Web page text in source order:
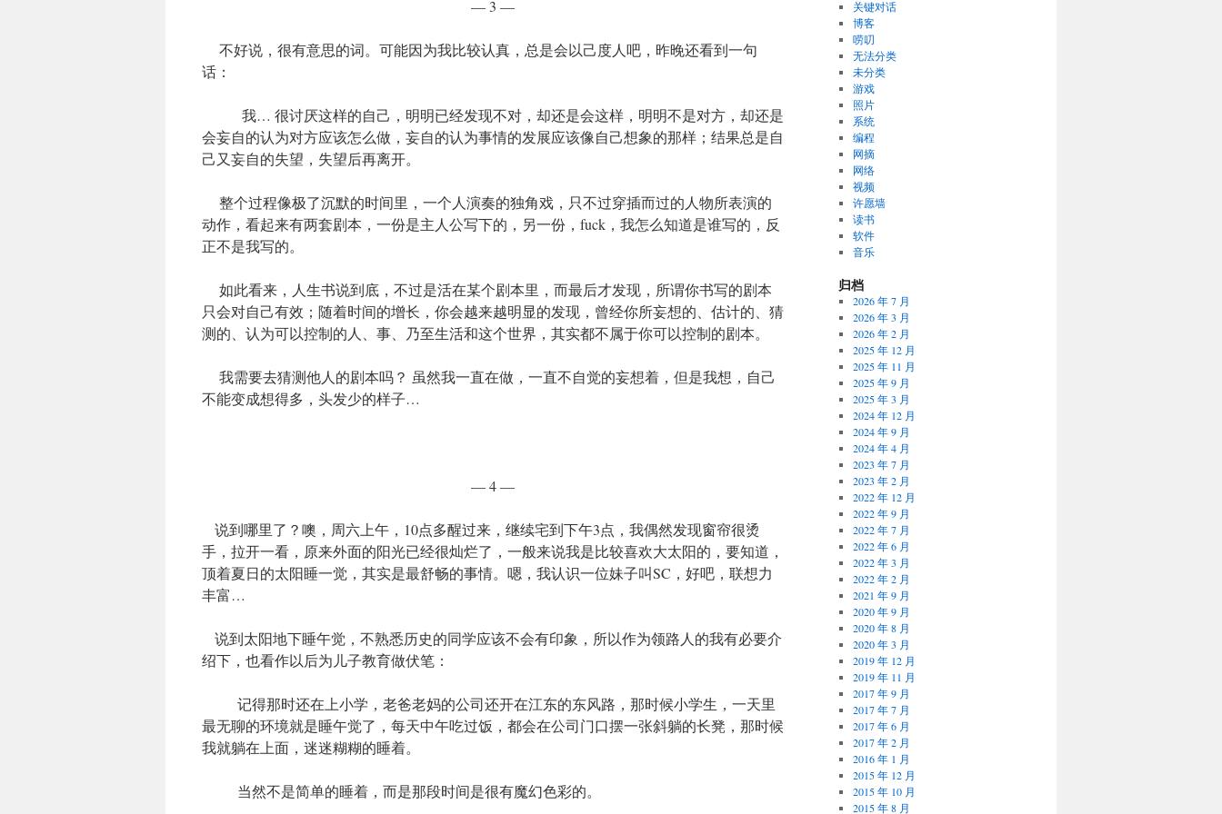
— 3 —
不好说，很有意思的词。可能因为我比较认真，总是会以己度人吧，昨晚还看到一句
话：
我… 很讨厌这样的自己，明明已经发现不对，却还是会这样，明明不是对方，却还是
会妄自的认为对方应该怎么做，妄自的认为事情的发展应该像自己想象的那样；结果总是自
己又妄自的失望，失望后再离开。
整个过程像极了沉默的时间里，一个人演奏的独角戏，只不过穿插而过的人物所表演的
动作，看起来有两套剧本，一份是主人公写下的，另一份，fuck，我怎么知道是谁写的，反
正不是我写的。
如此看来，人生书说到底，不过是活在某个剧本里，而最后才发现，所谓你书写的剧本
只会对自己有效；随着时间的增长，你会越来越明显的发现，曾经你所妄想的、估计的、猜
测的、认为可以控制的人、事、乃至生活和这个世界，其实都不属于你可以控制的剧本。
我需要去猜测他人的剧本吗？ 虽然我一直在做，一直不自觉的妄想着，但是我想，自己
不能变成想得多，头发少的样子…
— 4 —
说到哪里了？噢，周六上午，10点多醒过来，继续宅到下午3点，我偶然发现窗帘很烫
手，拉开一看，原来外面的阳光已经很灿烂了，一般来说我是比较喜欢大太阳的，要知道，
顶着夏日的太阳睡一觉，其实是最舒畅的事情。嗯，我认识一位妹子叫SC，好吧，联想力
丰富…
说到太阳地下睡午觉，不熟悉历史的同学应该不会有印象，所以作为领路人的我有必要介
绍下，也看作以后为儿子教育做伏笔：
记得那时还在上小学，老爸老妈的公司还开在江东的东风路，那时候小学生，一天里
最无聊的环境就是睡午觉了，每天中午吃过饭，都会在公司门口摆一张斜躺的长凳，那时候
我就躺在上面，迷迷糊糊的睡着。
当然不是简单的睡着，而是那段时间是很有魔幻色彩的。
关键对话
博客
唠叨
无法分类
未分类
游戏
照片
系统
编程
网摘
网络
视频
许愿墙
读书
软件
音乐
归档
2026 年 7 月
2026 年 3 月
2026 年 2 月
2025 年 12 月
2025 年 11 月
2025 年 9 月
2025 年 3 月
2024 年 12 月
2024 年 9 月
2024 年 4 月
2023 年 7 月
2023 年 2 月
2022 年 12 月
2022 年 9 月
2022 年 7 月
2022 年 6 月
2022 年 3 月
2022 年 2 月
2021 年 9 月
2020 年 9 月
2020 年 8 月
2020 年 3 月
2019 年 12 月
2019 年 11 月
2017 年 9 月
2017 年 7 月
2017 年 6 月
2017 年 2 月
2016 年 1 月
2015 年 12 月
2015 年 10 月
2015 年 8 月